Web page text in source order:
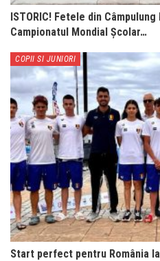
ISTORIC! Fetele din
Campionatul Mondial Școlar…
COPII SI JUNIORI
Start perfect pentru România